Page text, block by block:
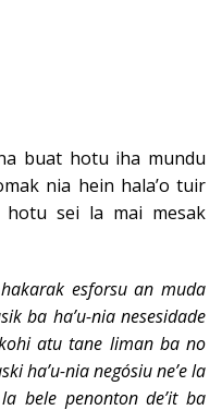
buat hotu iha mundu
nia hein hala’o tuir
sei la mai mesak
esforsu an muda
ba ha’u-nia nesesidade
atu tane liman ba no
ha’u-nia negósiu ne’e la
bele penonton de’it ba